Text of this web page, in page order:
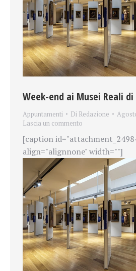
Week-end ai Musei Reali
Appuntamenti Di Redazione
Lascia un commento
[caption
align="alignnone" width=""]